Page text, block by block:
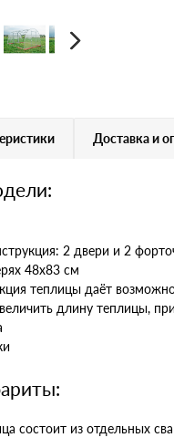
Доставка и
2 двери и 2
48х83 см
теплицы даёт
длину теплицы,
состоит из отдельных